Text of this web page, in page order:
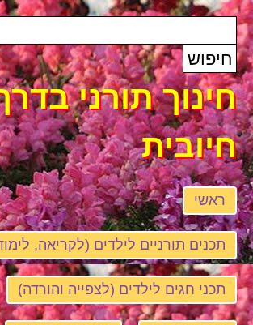
חינוך תורני
חיובית
ראשי
תכנים תורניים לילדים (לקריאה,
תכני חגים לילדים (לצפייה והורדה)